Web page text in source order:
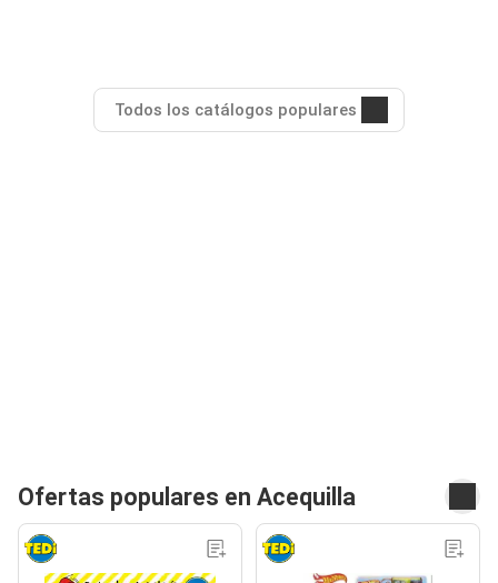
Todos los catálogos populares
Ofertas populares en Acequilla